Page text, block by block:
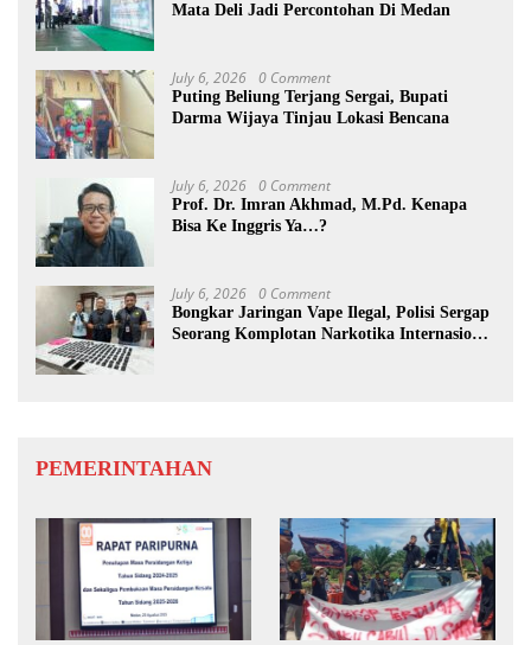
Mata Deli Jadi Percontohan Di Medan
July 6, 2026 0 Comment
Puting Beliung Terjang Sergai, Bupati
Darma Wijaya Tinjau Lokasi Bencana
July 6, 2026 0 Comment
Prof. Dr. Imran Akhmad, M.Pd. Kenapa
Bisa Ke Inggris Ya…?
July 6, 2026 0 Comment
Bongkar Jaringan Vape Ilegal, Polisi Sergap
Seorang Komplotan Narkotika Internasional
PEMERINTAHAN